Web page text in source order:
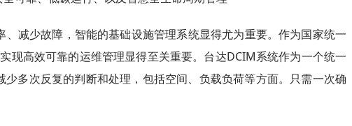
减少故障，智能的基础设施管理系统显得尤为重要。作为国家统一
现高效可靠的运维管理显得至关重要。台达DCIM系统作为一个统一
多次反复的判断和处理，包括空间、负载负荷等方面。只需一次确